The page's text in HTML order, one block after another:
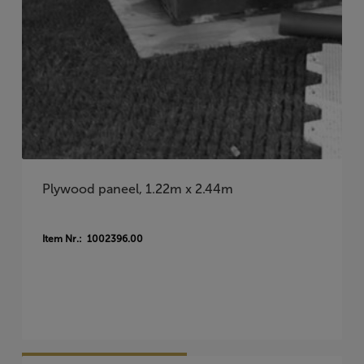
Plywood paneel, 1.22m x 2.44m
Item Nr.: 1002396.00